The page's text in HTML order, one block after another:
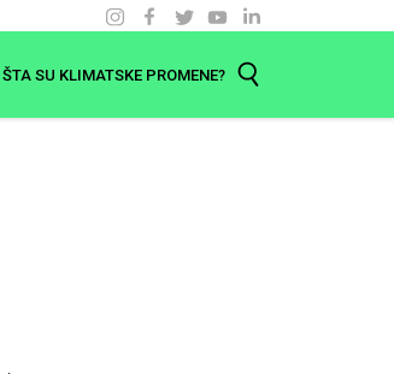
ŠTA SU KLIMATSKE PROMENE?